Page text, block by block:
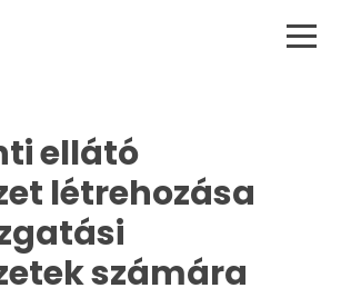
ellátó
létrehozása
számára